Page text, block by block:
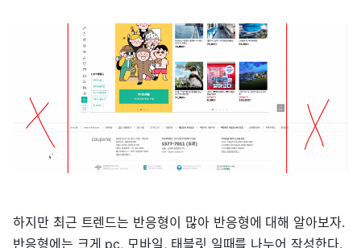
하지만 최근 트렌드는 반응형이 많아 반응형에 대해 알아보자.
반응형에는 크게 pc, 모바일, 태블릿 일때를 나누어 작성한다.